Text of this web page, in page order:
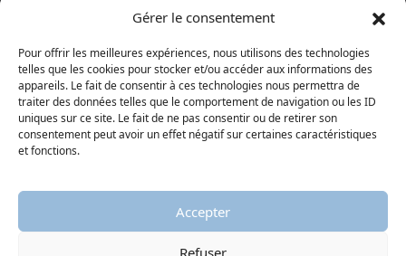
Gérer le consentement
Pour offrir les meilleures expériences, nous utilisons des technologies
telles que les cookies pour stocker et/ou accéder aux informations des
appareils. Le fait de consentir à ces technologies nous permettra de
traiter des données telles que le comportement de navigation ou les ID
uniques sur ce site. Le fait de ne pas consentir ou de retirer son
consentement peut avoir un effet négatif sur certaines caractéristiques
et fonctions.
Accepter
Refuser
Kontaktformular
Datenschutz-Bestimmungen
ENTDECKEN SIE AUCH